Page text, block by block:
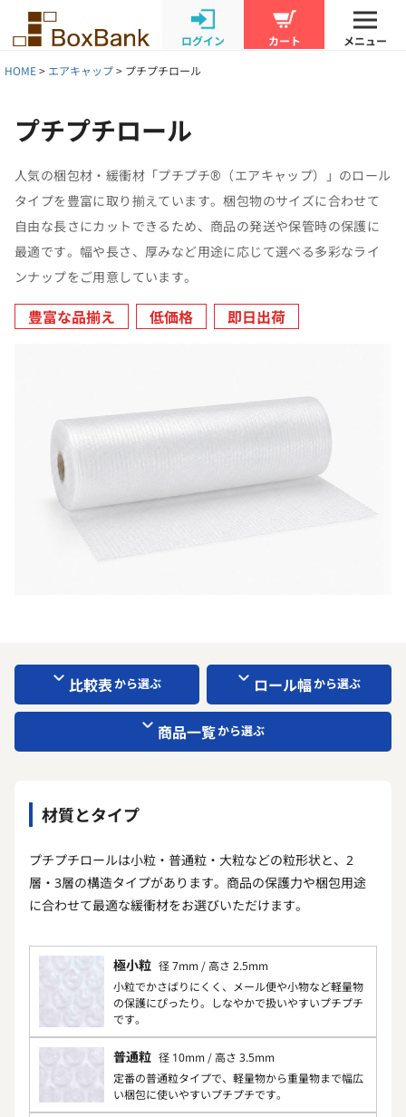
ログイン カート
メニュー
HOME
エアキャップ プチプチロール
プチプチロール
人気の梱包材・緩衝材「プチプチ®（エアキャップ）」のロール
タイプを豊富に取り揃えています。梱包物のサイズに合わせて
自由な長さにカットできるため、商品の発送や保管時の保護に
最適です。幅や長さ、厚みなど用途に応じて選べる多彩なライ
ンナップをご用意しています。
豊富な品揃え 低価格 即日出荷
比較表から選ぶ ロール幅から選ぶ
商品一覧から選ぶ
材質とタイプ
プチプチロールは小粒・普通粒・大粒などの粒形状と、2
層・3層の構造タイプがあります。商品の保護力や梱包用途
に合わせて最適な緩衝材をお選びいただけます。
極小粒 径 7mm / 高さ 2.5mm
小粒でかさばりにくく、メール便や小物など軽量物
の保護にぴったり。しなやかで扱いやすいプチプチ
です。
普通粒 径 10mm / 高さ 3.5mm
定番の普通粒タイプで、軽量物から重量物まで幅広
い梱包に使いやすいプチプチです。